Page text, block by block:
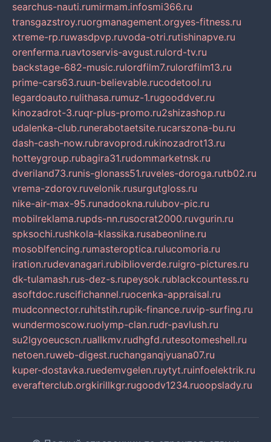
searchus-nauti.rumirmam.infosmi366.ru
transgazstroy.ruorgmanagement.orgyes-fitness.ru
xtreme-rp.ruwasdpvp.ruvoda-otri.rutishinapve.ru
orenferma.ruavtoservis-avgust.rulord-tv.ru
backstage-682-music.rulordfilm7.rulordfilm13.ru
prime-cars63.ruun-believable.rucodetool.ru
legardoauto.rulithasa.rumuz-1.rugooddver.ru
kinozadrot-3.ruqr-plus-promo.ru2shizashop.ru
udalenka-club.runerabotaetsite.rucarszona-bu.ru
dash-cash-now.rubravoprod.rukinozadrot13.ru
hotteygroup.rubagira31.rudommarketnsk.ru
dveriland73.runis-glonass51.ruveles-doroga.rutb02.ru
vrema-zdorov.ruvelonik.rusurgutgloss.ru
nike-air-max-95.runadookna.rulubov-pic.ru
mobilreklama.rupds-nn.rusocrat2000.ruvgurin.ru
spksochi.rushkola-klassika.rusabeonline.ru
mosoblfencing.rumasteroptica.rulucomoria.ru
iration.rudevanagari.rubiblioverde.ruigro-pictures.ru
dk-tulamash.rus-dez-s.rupeysok.rublackcountess.ru
asoftdoc.ruscifichannel.ruocenka-appraisal.ru
mudconnector.ruhitstih.rupik-finance.ruvip-surfing.ru
wundermoscow.ruolymp-clan.rudr-pavlush.ru
su2lgyoeucscn.ruallkmv.rudhgfd.rutesotomeshell.ru
netoen.ruweb-digest.ruchanganqiyuana07.ru
kuper-dostavka.ruedemvgelen.ruytyt.ruinfoelektrik.ru
everafterclub.orgkirillkgr.rugoodv1234.ruoopslady.ru